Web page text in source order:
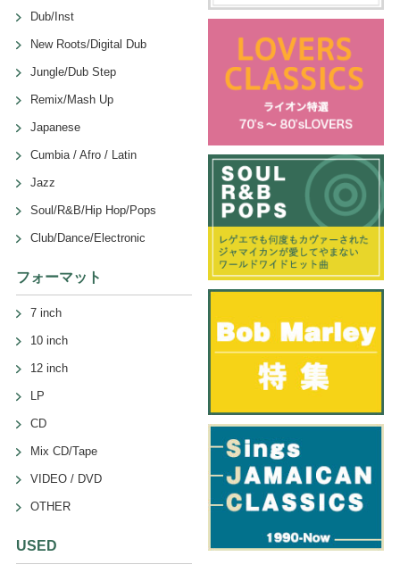
Dub/Inst
New Roots/Digital Dub
Jungle/Dub Step
Remix/Mash Up
Japanese
Cumbia / Afro / Latin
Jazz
Soul/R&B/Hip Hop/Pops
Club/Dance/Electronic
フォーマット
7 inch
10 inch
12 inch
LP
CD
Mix CD/Tape
VIDEO / DVD
OTHER
USED